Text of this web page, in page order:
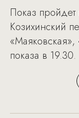
Показ пройдет
Козихинский
показа в 19.30.